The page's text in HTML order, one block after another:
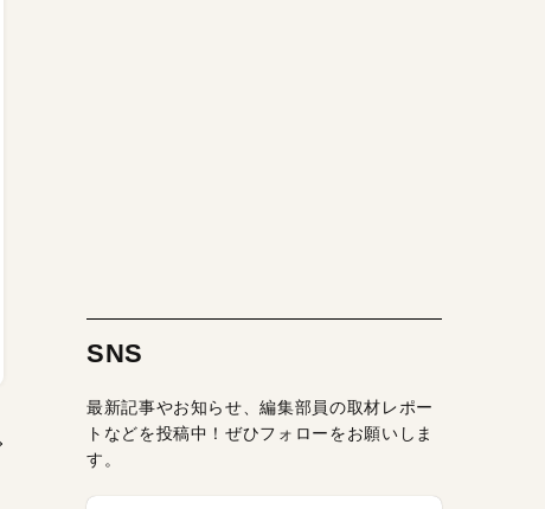
SNS
最新記事やお知らせ、編集部員の取材レポー
トなどを投稿中！ぜひフォローをお願いしま
す。